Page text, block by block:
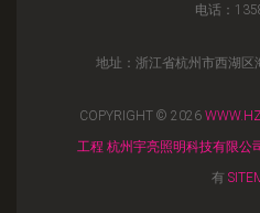
电话：
地址：浙江省杭州市西湖
COPYRIGHT © 2026
工程 杭州宇亮照明科技有限公
有